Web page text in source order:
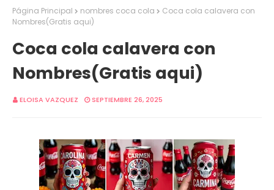
Página Principal nombres coca cola
Coca cola calavera con
Nombres(Gratis aqui)
Coca cola calavera con
Nombres(Gratis aqui)
ELOISA VAZQUEZ SEPTIEMBRE 26, 2025